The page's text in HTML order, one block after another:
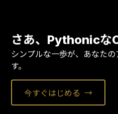
さあ、Pythonicな
シンプルな一歩が、あなた
す。
今すぐはじめる